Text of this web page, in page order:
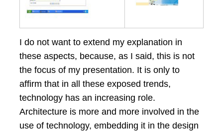
I do not want to extend my explanation in
these aspects, because, as I said, this is not
the focus of my presentation. It is only to
affirm that in all these exposed trends,
technology has an increasing role.
Architecture is more and more involved in the
use of technology, embedding it in the design